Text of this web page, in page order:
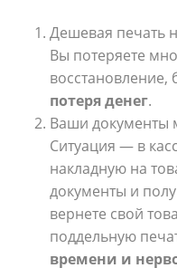
Дешевая печать
Вы потеряете
восстановление,
потеря денег.
Ваши документы
Ситуация — в
накладную на
документы и
вернете свой
поддельную
времени и